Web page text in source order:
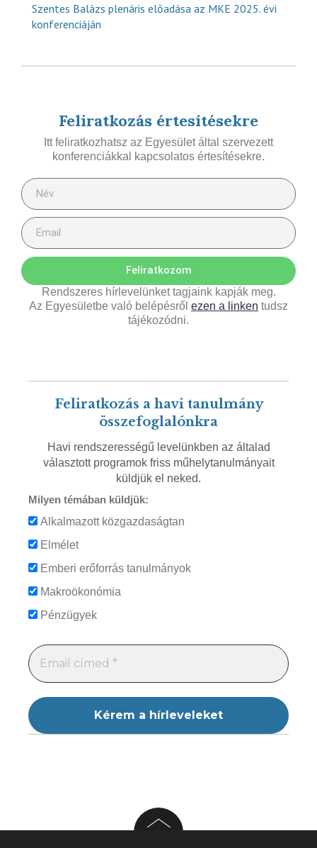
Szentes Balázs plenáris előadása az MKE 2025. évi
konferenciáján
Feliratkozás értesítésekre
Itt feliratkozhatsz az Egyesület által szervezett
konferenciákkal kapcsolatos értesítésekre.
Feliratkozom
Rendszeres hírlevelünket tagjaink kapják meg.
Az Egyesületbe való belépésről ezen a linken tudsz
tájékozódni.
Feliratkozás a havi tanulmány
összefoglalónkra
Havi rendszerességű levelünkben az általad
választott programok friss műhelytanulmányait
küldjük el neked.
Milyen témában küldjük:
Alkalmazott közgazdaságtan
Elmélet
Emberi erőforrás tanulmányok
Makroökonómia
Pénzügyek